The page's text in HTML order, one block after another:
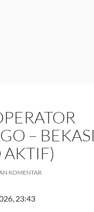
– BEKASI
KOMENTAR
23:43